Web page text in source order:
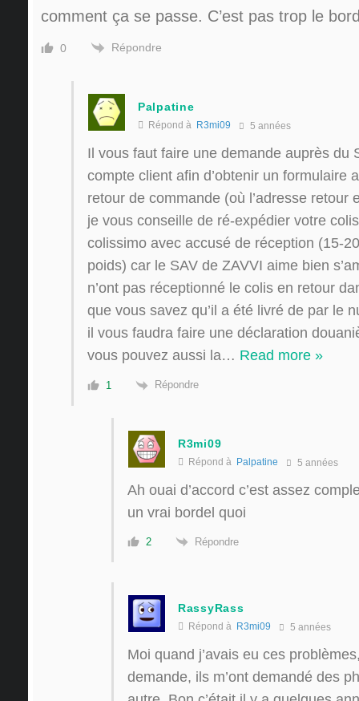
comment ça se passe. C’est pas trop le
0 Répondre
Palpatine
Répond à R3mi09 5 années
Il vous faut faire une demande auprès du
compte client afin d’obtenir un formulaire
retour de commande (où l’adresse retour
je vous conseille de ré-expédier votre
colissimo avec accusé de réception (15-
poids) car le SAV de ZAVVI aime bien
n’ont pas réceptionné le colis en retour
que vous savez qu’il a été livré de par le
il vous faudra faire une déclaration
vous pouvez aussi la… Read more »
1 Répondre
R3mi09
Répond à Palpatine 5 années
Ah ouai d’accord c’est assez
un vrai bordel quoi
2 Répondre
RassyRass
Répond à R3mi09 5 années
Moi quand j’avais eu ces
demande, ils m’ont demandé des